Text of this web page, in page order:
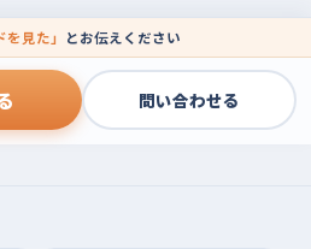
を見た」 とお伝えください
問い合わせる